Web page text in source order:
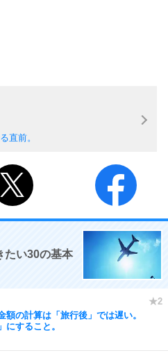
直前。
たい30の基本
額の計算は「旅行後」では遅い。
にすること。